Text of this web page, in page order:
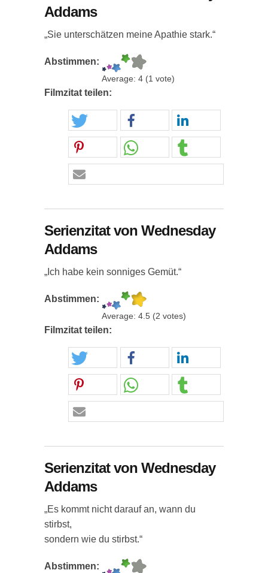
Addams
„Sie unterschätzen meine Apathie stark.“
Abstimmen:
Average: 4 (1 vote)
Filmzitat teilen:
Serienzitat von Wednesday
Addams
„Ich habe kein sonniges Gemüt.“
Abstimmen:
Average: 4.5 (2 votes)
Filmzitat teilen:
Serienzitat von Wednesday
Addams
„Es kommt nicht darauf an, wann du
stirbst,
sondern wie du stirbst.“
Abstimmen: